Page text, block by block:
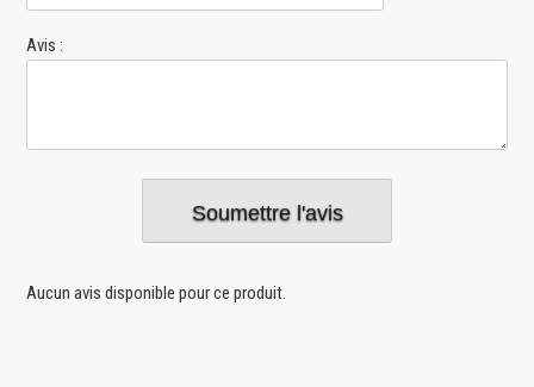
Avis :
Aucun avis disponible pour ce produit.